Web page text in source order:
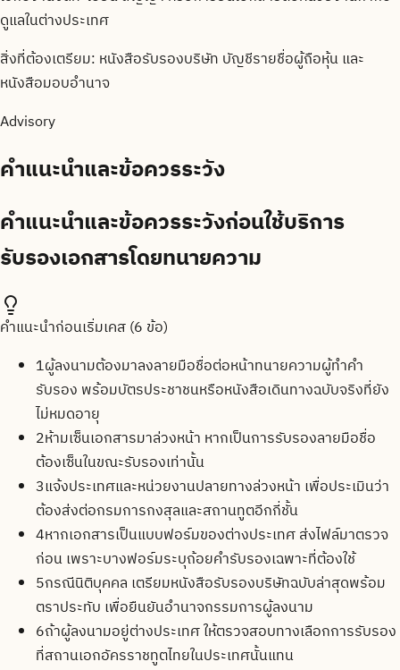
ดูแลในต่างประเทศ
สิ่งที่ต้องเตรียม: หนังสือรับรองบริษัท บัญชีรายชื่อผู้ถือหุ้น และ
หนังสือมอบอำนาจ
Advisory
คำแนะนำและข้อควรระวัง
คำแนะนำและข้อควรระวังก่อนใช้บริการ
รับรองเอกสารโดยทนายความ
คำแนะนำก่อนเริ่มเคส (6 ข้อ)
1ผู้ลงนามต้องมาลงลายมือชื่อต่อหน้าทนายความผู้ทำคำ
รับรอง พร้อมบัตรประชาชนหรือหนังสือเดินทางฉบับจริงที่ยัง
ไม่หมดอายุ
2ห้ามเซ็นเอกสารมาล่วงหน้า หากเป็นการรับรองลายมือชื่อ
ต้องเซ็นในขณะรับรองเท่านั้น
3แจ้งประเทศและหน่วยงานปลายทางล่วงหน้า เพื่อประเมินว่า
ต้องส่งต่อกรมการกงสุลและสถานทูตอีกกี่ชั้น
4หากเอกสารเป็นแบบฟอร์มของต่างประเทศ ส่งไฟล์มาตรวจ
ก่อน เพราะบางฟอร์มระบุถ้อยคำรับรองเฉพาะที่ต้องใช้
5กรณีนิติบุคคล เตรียมหนังสือรับรองบริษัทฉบับล่าสุดพร้อม
ตราประทับ เพื่อยืนยันอำนาจกรรมการผู้ลงนาม
6ถ้าผู้ลงนามอยู่ต่างประเทศ ให้ตรวจสอบทางเลือกการรับรอง
ที่สถานเอกอัครราชทูตไทยในประเทศนั้นแทน